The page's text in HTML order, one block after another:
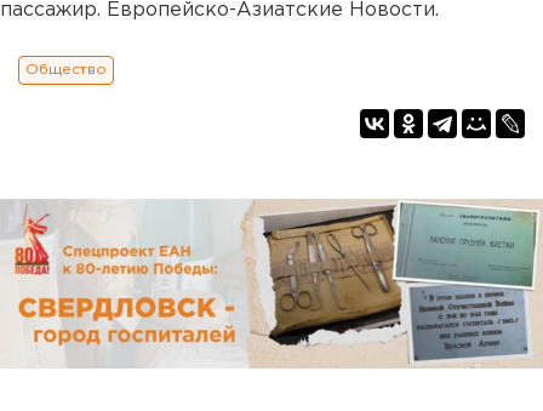
пассажир. Европейско-Азиатские Новости.
Общество